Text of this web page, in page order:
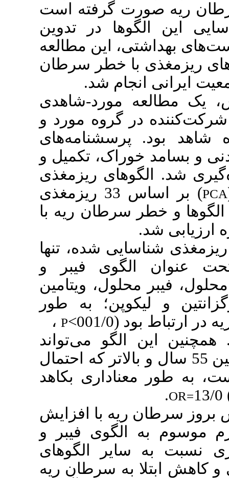
ریه صورت گرفته است
الگوها در تدوین
بهداشتی، این مطالعه
با خطر سرطان
انجام شد.
مورد-شاهدی
در گروه مورد و
پرسشنامه‌های
خوراک، تکمیل و
الگوهای ریزمغذی
) بر اساس 33 ریزمغذی
و خطر سرطان ریه با
شد.
شناسایی شده، تنها
الگوی فیبر و
فیبر محلول، ویتامین
و لیکوپن؛
به طور
بود(001/0>
P،
این الگو می‌تواند
میزان سرطان ریه را در سنین 55 سال و بالاتر که احتمال
معناداری بکاهد
.
سرطان ریه با افزایش
به الگوی فیبر و
به سایر الگوهای
ابتلا به سرطان ریه